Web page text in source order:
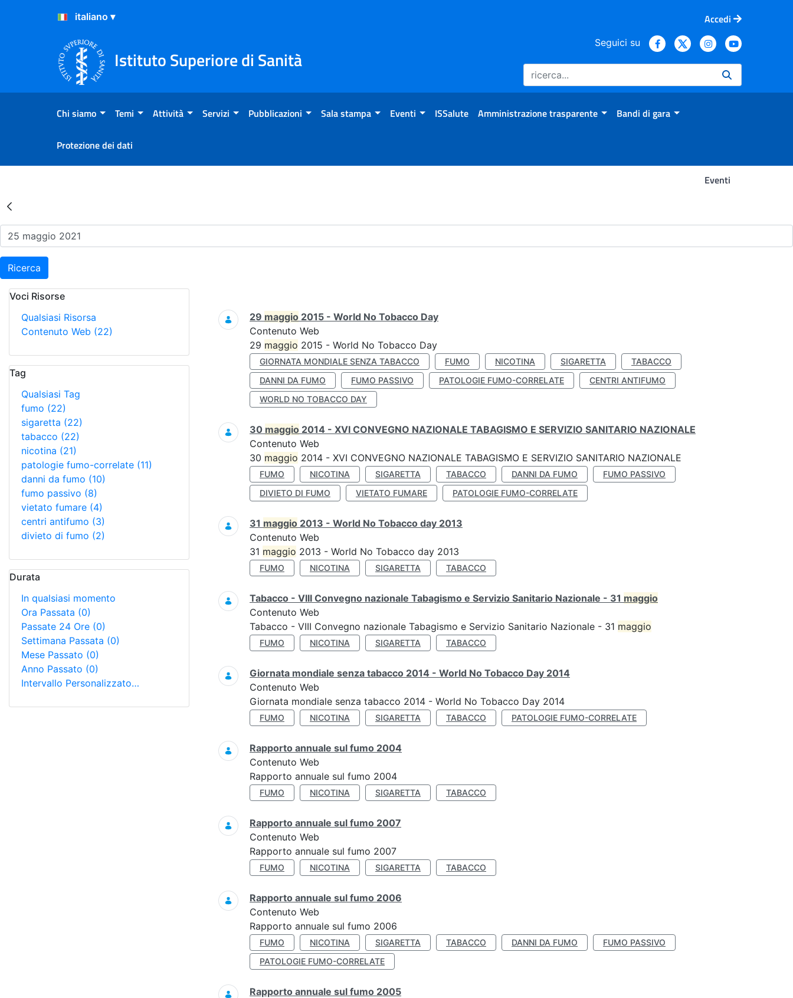
Salta al Contenuto
Salta al Footer
Accedi
Istituto Superiore di Sanità
Seguici su
Chi siamo Temi Attività Servizi Pubblicazioni Sala stampa Eventi ISSalute Amministrazione trasparente Bandi di gara
Protezione dei dati
Eventi
Risultati della Ricerca - Eventi
Ricerca
Voci Risorse
Qualsiasi Risorsa
Contenuto Web (22)
Tag
Qualsiasi Tag
fumo (22)
sigaretta (22)
tabacco (22)
nicotina (21)
patologie fumo-correlate (11)
danni da fumo (10)
fumo passivo (8)
vietato fumare (4)
centri antifumo (3)
divieto di fumo (2)
Durata
In qualsiasi momento
Ora Passata (0)
Passate 24 Ore (0)
Settimana Passata (0)
Mese Passato (0)
Anno Passato (0)
Intervallo Personalizzato…
Ricerca
29 maggio 2015 - World No Tobacco Day
Contenuto Web
29 maggio 2015 - World No Tobacco Day
GIORNATA MONDIALE SENZA TABACCO FUMO NICOTINA SIGARETTA
TABACCO
DANNI DA FUMO
FUMO PASSIVO PATOLOGIE FUMO-CORRELATE
CENTRI ANTIFUMO
WORLD NO TOBACCO DAY
30 maggio 2014 - XVI CONVEGNO NAZIONALE TABAGISMO E SERVIZIO SANITARIO NAZIONALE
Contenuto Web
30 maggio 2014 - XVI CONVEGNO NAZIONALE TABAGISMO E SERVIZIO SANITARIO NAZIONALE
FUMO NICOTINA SIGARETTA TABACCO DANNI DA FUMO
FUMO PASSIVO
DIVIETO DI FUMO
VIETATO FUMARE PATOLOGIE FUMO-CORRELATE
31 maggio 2013 - World No Tobacco day 2013
Contenuto Web
31 maggio 2013 - World No Tobacco day 2013
FUMO NICOTINA SIGARETTA TABACCO
Tabacco - VIII Convegno nazionale Tabagismo e Servizio Sanitario Nazionale - 31 maggio
Contenuto Web
Tabacco - VIII Convegno nazionale Tabagismo e Servizio Sanitario Nazionale - 31 maggio
FUMO NICOTINA SIGARETTA TABACCO
Giornata mondiale senza tabacco 2014 - World No Tobacco Day 2014
Contenuto Web
Giornata mondiale senza tabacco 2014 - World No Tobacco Day 2014
FUMO NICOTINA SIGARETTA TABACCO PATOLOGIE FUMO-CORRELATE
Rapporto annuale sul fumo 2004
Contenuto Web
Rapporto annuale sul fumo 2004
FUMO NICOTINA SIGARETTA TABACCO
Rapporto annuale sul fumo 2007
Contenuto Web
Rapporto annuale sul fumo 2007
FUMO NICOTINA SIGARETTA TABACCO
Rapporto annuale sul fumo 2006
Contenuto Web
Rapporto annuale sul fumo 2006
FUMO NICOTINA SIGARETTA TABACCO DANNI DA FUMO
FUMO PASSIVO
PATOLOGIE FUMO-CORRELATE
Rapporto annuale sul fumo 2005